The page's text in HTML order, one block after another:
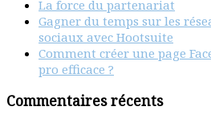
La force du partenariat
Gagner du temps sur les
sociaux avec Hootsuite
Comment créer une page
pro efficace ?
Commentaires récents